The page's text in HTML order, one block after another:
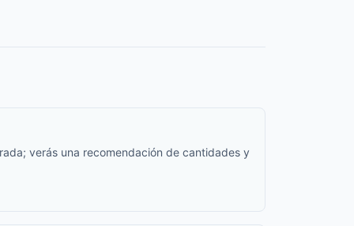
verás una recomendación de cantidades y